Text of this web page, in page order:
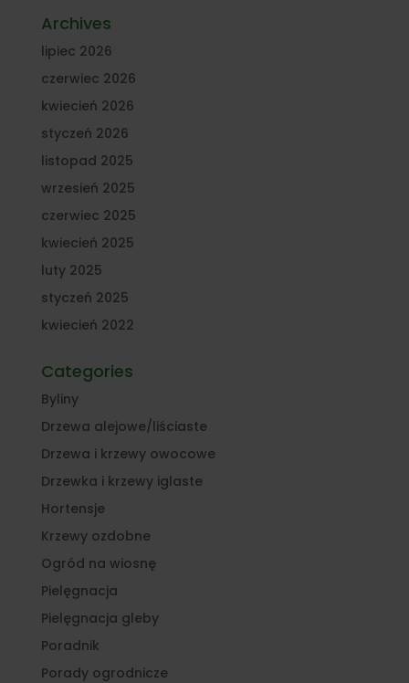
Archives
lipiec 2026
czerwiec 2026
kwiecień 2026
styczeń 2026
listopad 2025
wrzesień 2025
czerwiec 2025
kwiecień 2025
luty 2025
styczeń 2025
kwiecień 2022
Categories
Byliny
Drzewa alejowe/liściaste
Drzewa i krzewy owocowe
Drzewka i krzewy iglaste
Hortensje
Krzewy ozdobne
Ogród na wiosnę
Pielęgnacja
Pielęgnacja gleby
Poradnik
Porady ogrodnicze